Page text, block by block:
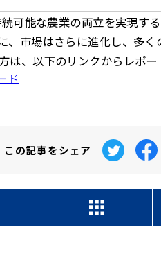
可能な農業の両立を実現す
市場はさらに進化し、多く
、以下のリンクからレポー
ド
この記事をシェア